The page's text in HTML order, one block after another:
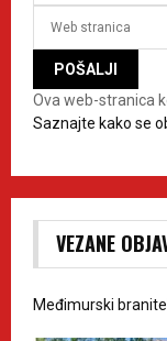
Ova web-stranica
Saznajte kako se
VEZANE
Međimurski